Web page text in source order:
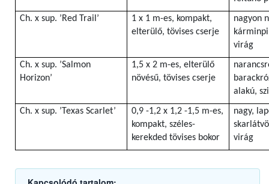
Ch. x sup. ’Red Trail’
1 x 1 m-es, kompakt,
elterülő, tövises cserje
nagyon
virág
Ch. x sup. ’Salmon
Horizon’
1,5 x 2 m-es, elterülő
növésű, tövises cserje
alakú,
Ch. x sup. ’Texas Scarlet’
0,9 -1,2 x 1,2 -1,5 m-es,
kompakt, széles-
kerekded tövises bokor
nagy,
virág